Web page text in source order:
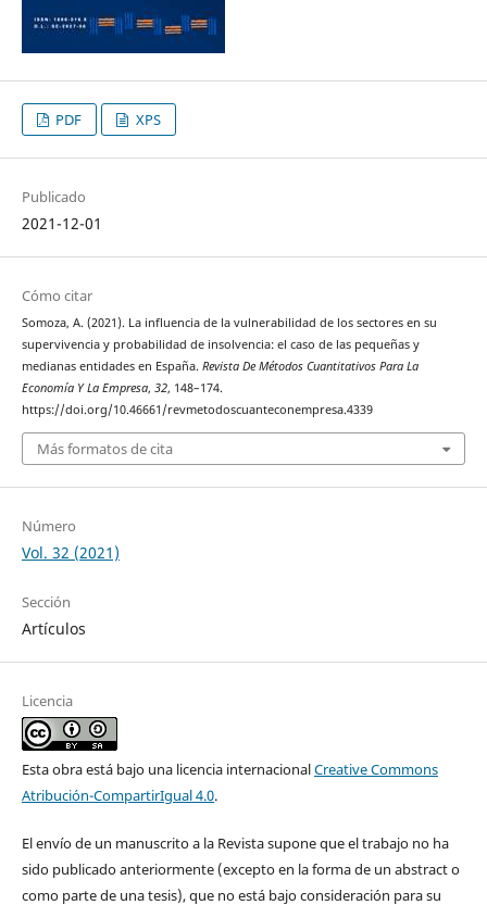
PDF XPS
Publicado
2021-12-01
Cómo citar
Somoza, A. (2021). La influencia de la vulnerabilidad de los sectores en su
supervivencia y probabilidad de insolvencia: el caso de las pequeñas y
medianas entidades en España. Revista De Métodos Cuantitativos Para La
Economía Y La Empresa, 32, 148–174.
https://doi.org/10.46661/revmetodoscuanteconempresa.4339
Más formatos de cita
Número
Vol. 32 (2021)
Sección
Artículos
Licencia
Esta obra está bajo una licencia internacionalCreative Commons
Atribución-CompartirIgual 4.0.
El envío de un manuscrito a la Revista supone que el trabajo no ha
sido publicado anteriormente (excepto en la forma de un abstract o
como parte de una tesis), que no está bajo consideración para su